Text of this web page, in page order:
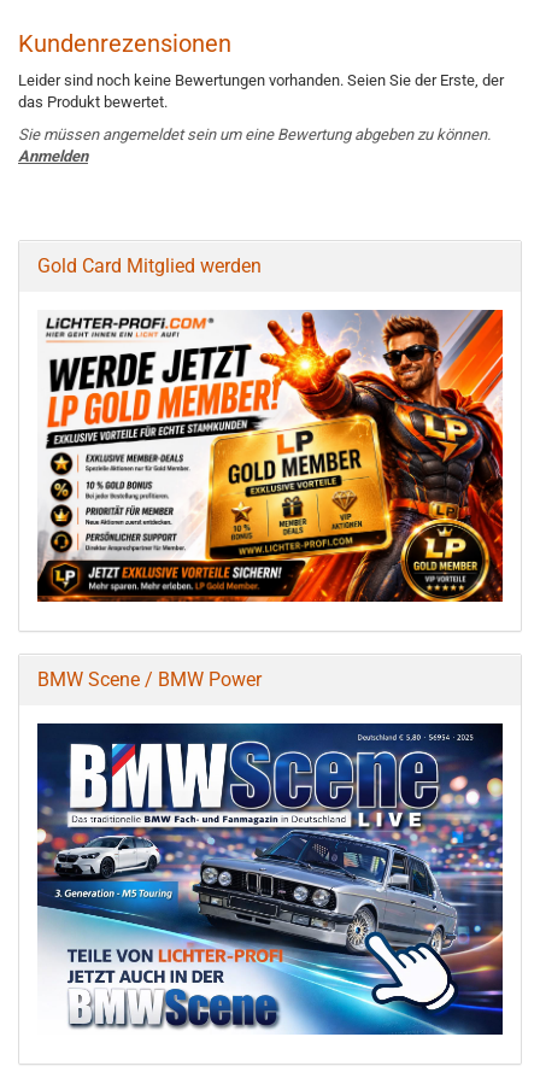
Kundenrezensionen
Leider sind noch keine Bewertungen vorhanden. Seien Sie der Erste, der
das Produkt bewertet.
Sie müssen angemeldet sein um eine Bewertung abgeben zu können.
Anmelden
Gold Card Mitglied werden
BMW Scene / BMW Power